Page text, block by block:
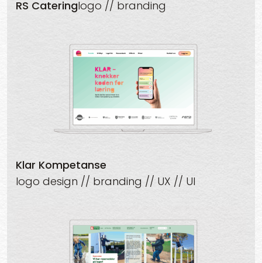
RS Cateringlogo // branding
Klar Kompetanse
logo design // branding // UX // UI